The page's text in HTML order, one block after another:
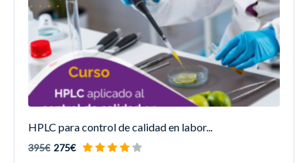
HPLC para control de calidad en labor...
395€ 275€